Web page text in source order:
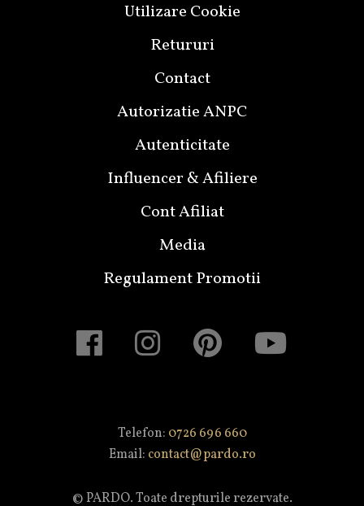
Utilizare Cookie
Retururi
Contact
Autorizatie ANPC
Autenticitate
Influencer & Afiliere
Cont Afiliat
Media
Regulament Promotii
Telefon: 0726 696 660
Email: contact@pardo.ro
© PARDO. Toate drepturile rezervate.